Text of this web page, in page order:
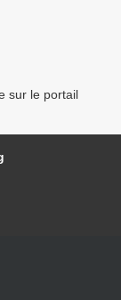
sur le portail